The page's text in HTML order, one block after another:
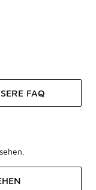
FAQ